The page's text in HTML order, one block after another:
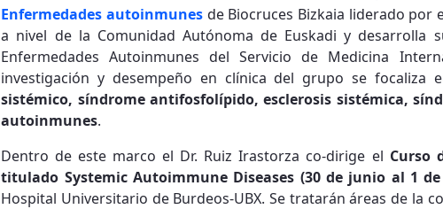
Enfermedades autoinmunesde Biocruces Bizkaia liderado por
a nivel de la Comunidad Autónoma de Euskadi y desarrolla
Enfermedades Autoinmunes del Servicio de Medicina
investigación y desempeño en clínica del grupo se focaliza
sistémico, síndrome antifosfolípido, esclerosis sistémica,
autoinmunes.
Dentro de este marco el Dr. Ruiz Irastorza co-dirige el Curso
titulado Systemic Autoimmune Diseases (30 de junio al 1
Hospital Universitario de Burdeos-UBX. Se tratarán áreas de la